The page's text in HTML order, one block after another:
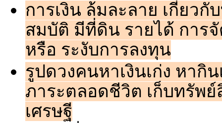
การเงิน ล้มละลาย เกี่ยวกั
สมบัติ มีที่ดิน รายได้ การ
หรือ ระงับการลงทุน
รูปดวงคนหาเงินเก่ง หากิ
ภาระตลอดชีวิต เก็บทรัพ
เศรษฐี